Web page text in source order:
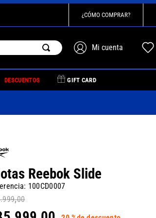
¿CÓMO COMPRAR?
DESCUENTOS GIFT CARD
Reebok Slide
: 100CD0007
.999,00